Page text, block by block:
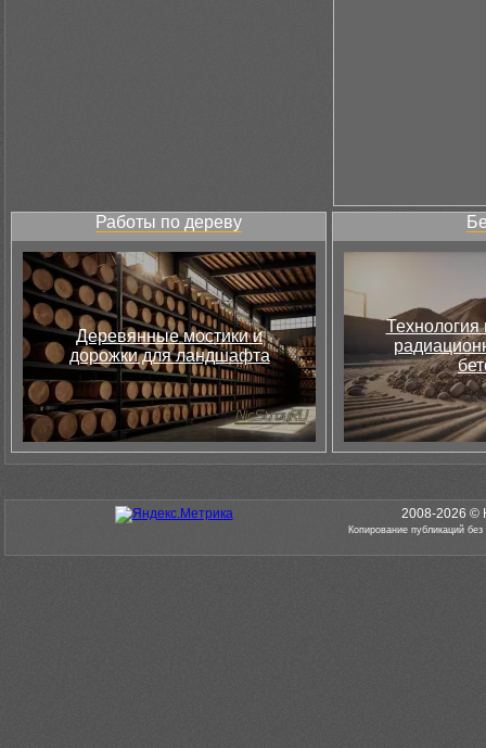
Работы по дереву
Деревянные мостики и
дорожки для ландшафта
Технология
2008-2026 ©
Копирование публикаций